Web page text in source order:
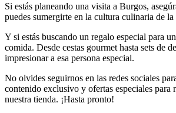
Si estás planeando una visita a Burgos,
puedes sumergirte en la cultura culinaria de
Y si estás buscando un regalo especial para
comida. Desde cestas gourmet hasta sets de
impresionar a esa persona especial.
No olvides seguirnos en las redes sociales
contenido exclusivo y ofertas especiales
nuestra tienda. ¡Hasta pronto!